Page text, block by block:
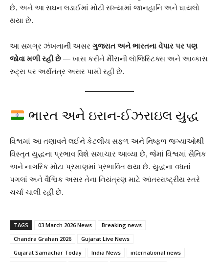
છે, અને આ સઘન લડાઈમાં મોટી સંખ્યામાં જાનહાનિ અને ઘાયલો
થયા છે.
આ સમગ્ર ઝંખનાની અસર ગુજરાત અને ભારતના વેપાર પર પણ
જોવા મળી રહી છે — ખાસ કરીને મેીરાની લૉજિસ્ટિક્સ અને આવ્‍કાસ
રુટ્સ પર અર્થતંત્ર અસર પામી રહી છે.
ભારત અને ઇરાન-ઈઝરાઇલ યુદ્ધ
વિશ્વમાં આ તણાવને લઈને કેટલીય સફળ અને નિષ્ફળ જગ્યાઓથી
વિસ્તૃત યુદ્ધના પ્રભાવ વિશે સમાચાર આવ્યા છે, જેમાં વિશ્વમાં સૈનિક
અને નાગરિક મોટા પ્રમાણમાં પ્રભાવિત થયા છે. યુદ્ધના વધતાં
પગલાં અને વૈશ્વિક અસર તેના નિયંત્રણ માટે આંતરરાષ્ટ્રીય સ્તરે
ચર્ચા ચાલી રહી છે.
TAGS 03 March 2026 News
Breaking news
Chandra Grahan 2026
Gujarat Live News
Gujarat Samachar Today
India News
international news